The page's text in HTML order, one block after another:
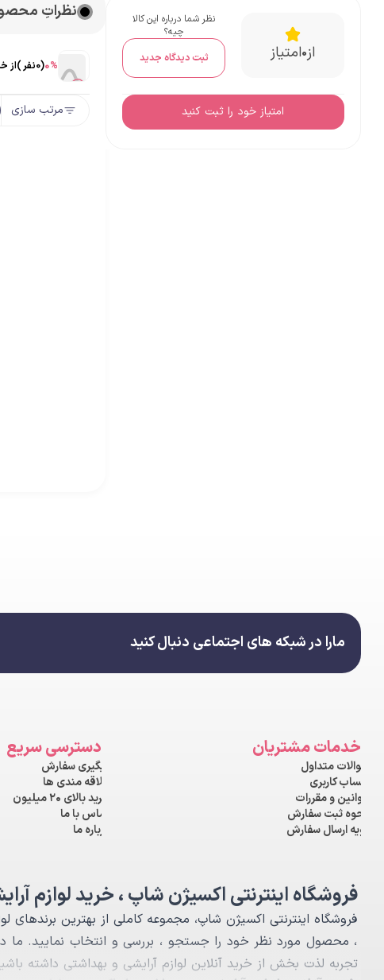
از0امتیاز
نظر شما درباره این کالا
چیه؟
ثبت دیدگاه جدید
امتیاز خود را ثبت کنید
نظراتِ
0%
(
0نفر )از
مرتب سازی
مارا در شبکه های اجتماعی دنبال کنید
خدمات مشتریان
سوالات متداول
حساب کاربری
قوانین و مقررات
نحوه ثبت سفارش
رویه ارسال سفارش
دسترسی سریع
پیگیری سفارش
علاقه مندی ها
خرید بالای ۲۰ میلیون
تماس با ما
درباره ما
فروشگاه اینترنتی اکسیژن شاپ ، خرید لوازم
فروشگاه اینترنتی اکسیژن شاپ، مجموعه کاملی از بهترین برندهای
، محصول مورد نظر خود را جستجو ، بررسی و انتخاب نمايید. ما
تجربه لذت بخش از خرید آنلاین لوازم آرایشی و بهداشتی داشته